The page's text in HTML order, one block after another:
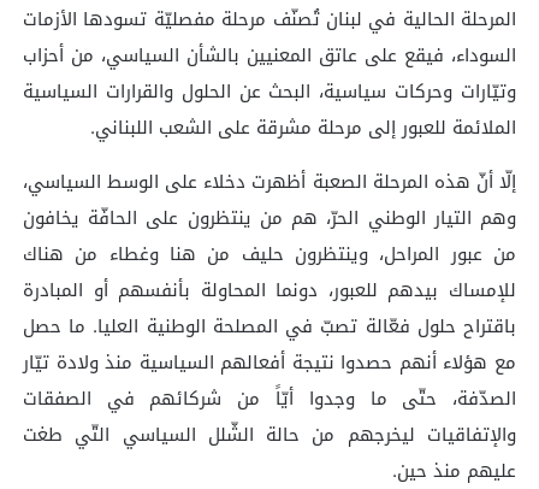
المرحلة الحالية في لبنان تُصنّف مرحلة مفصليّة تسودها الأزمات
السوداء، فيقع على عاتق المعنيين بالشأن السياسي، من أحزاب
وتيّارات وحركات سياسية، البحث عن الحلول والقرارات السياسية
الملائمة للعبور إلى مرحلة مشرقة على الشعب اللبناني.
إلّا أنّ هذه المرحلة الصعبة أظهرت دخلاء على الوسط السياسي،
وهم التيار الوطني الحرّ، هم من ينتظرون على الحافّة يخافون
من عبور المراحل، وينتظرون حليف من هنا وغطاء من هناك
للإمساك بيدهم للعبور، دونما المحاولة بأنفسهم أو المبادرة
باقتراح حلول فعّالة تصبّ في المصلحة الوطنية العليا. ما حصل
مع هؤلاء أنهم حصدوا نتيجة أفعالهم السياسية منذ ولادة تيّار
الصدّفة، حتّى ما وجدوا أيّاً من شركائهم في الصفقات
والإتفاقيات ليخرجهم من حالة الشّلل السياسي التّي طغت
عليهم منذ حين.